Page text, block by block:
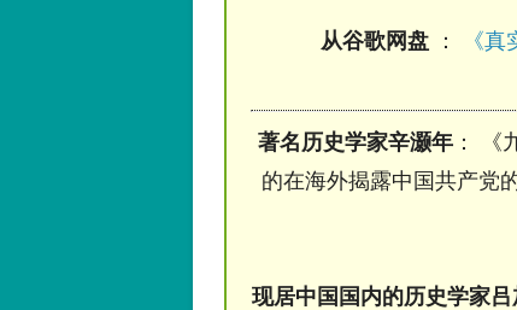
从谷歌网盘 ： 《
著名历史学家辛灏年： 《
的在海外揭露中国共产党
现居中国国内的历史学家吕